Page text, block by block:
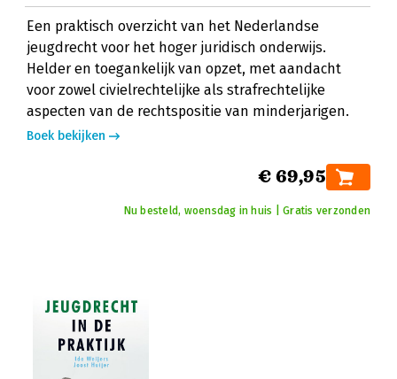
Een praktisch overzicht van het Nederlandse
jeugdrecht voor het hoger juridisch onderwijs.
Helder en toegankelijk van opzet, met aandacht
voor zowel civielrechtelijke als strafrechtelijke
aspecten van de rechtspositie van minderjarigen.
Boek bekijken
€ 69,95
Nu besteld, woensdag in huis | Gratis verzonden